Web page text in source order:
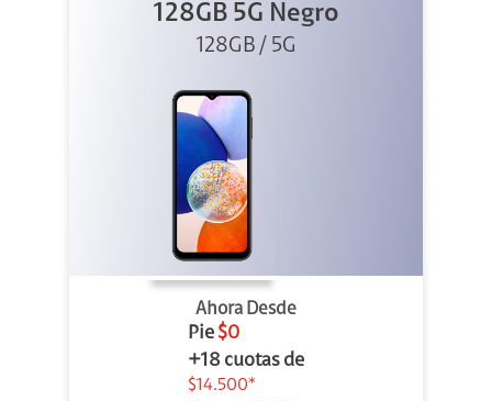
128GB 5G Negro
128GB / 5G
Ahora Desde
Pie $0
+18 cuotas de
$14.500*